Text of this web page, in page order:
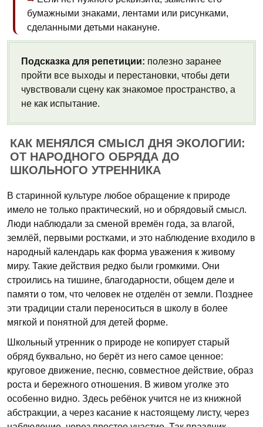
бумажными знаками, лентами или рисунками,
сделанными детьми накануне.
Подсказка для репетиции: полезно заранее
пройти все выходы и перестановки, чтобы дети
чувствовали сцену как знакомое пространство, а
не как испытание.
КАК МЕНЯЛСЯ СМЫСЛ ДНЯ ЭКОЛОГИИ:
ОТ НАРОДНОГО ОБРЯДА ДО
ШКОЛЬНОГО УТРЕННИКА
В старинной культуре любое обращение к природе
имело не только практический, но и обрядовый смысл.
Люди наблюдали за сменой времён года, за влагой,
землёй, первыми ростками, и это наблюдение входило в
народный календарь как форма уважения к живому
миру. Такие действия редко были громкими. Они
строились на тишине, благодарности, общем деле и
памяти о том, что человек не отделён от земли. Позднее
эти традиции стали переноситься в школу в более
мягкой и понятной для детей форме.
Школьный утренник о природе не копирует старый
обряд буквально, но берёт из него самое ценное:
круговое движение, песню, совместное действие, образ
роста и бережного отношения. В живом уголке это
особенно видно. Здесь ребёнок учится не из книжной
абстракции, а через касание к настоящему листу, через